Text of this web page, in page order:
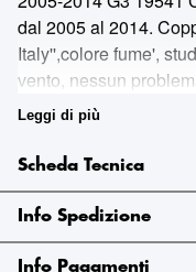
dal 2005 al 2014.
Italy'',colore fume',
vento, nessun
inverno, favoriscono il
minuti senza forare
cilindrate e le
del modello indicato,
porte.
Leggi di più
Scheda Tecnica
Info Spedizione
Info Pagamenti